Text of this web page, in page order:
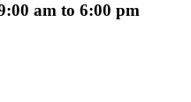
am to 6:00 pm